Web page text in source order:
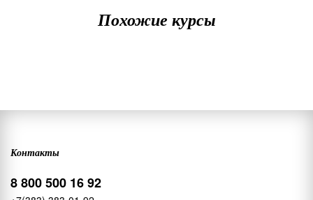
Похожие курсы
Контакты
8 800 500 16 92